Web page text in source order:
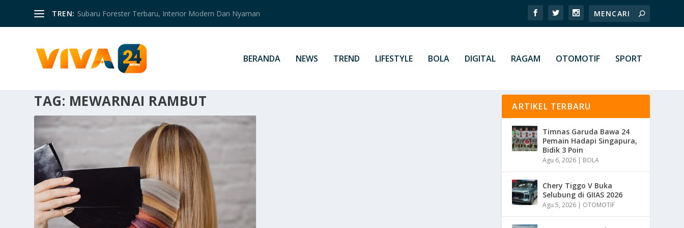
TREN: Subaru Forester Terbaru, Interior Modern Dan Nyaman
BERANDA NEWS TREND LIFESTYLE BOLA DIGITAL RAGAM OTOMOTIF SPORT
TAG: MEWARNAI RAMBUT ARTIKEL TERBARU
Timnas Garuda Bawa 24
Pemain Hadapi Singapura,
Bidik 3 Poin
Agu 6, 2026 | BOLA
Chery Tiggo V Buka
Selubung di GIIAS 2026
Agu 5, 2026 | OTOMOTIF